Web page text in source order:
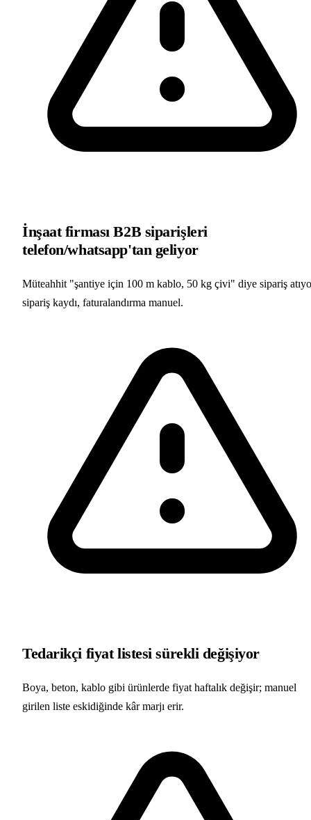
İnşaat firması B2B siparişleri
telefon/whatsapp'tan geliyor
Müteahhit "şantiye için 100 m kablo, 50 kg çivi" diye sipariş
sipariş kaydı, faturalandırma manuel.
Tedarikçi fiyat listesi sürekli değişiyor
Boya, beton, kablo gibi ürünlerde fiyat haftalık değişir; manuel
girilen liste eskidiğinde kâr marjı erir.